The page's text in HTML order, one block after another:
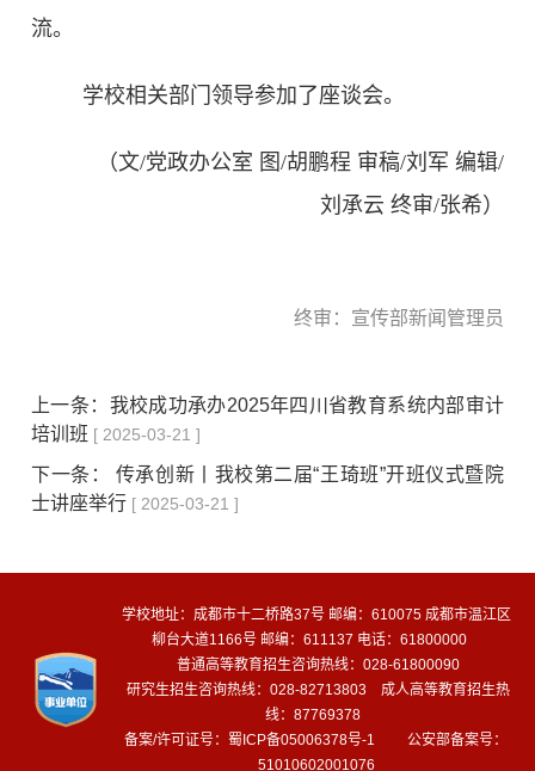
流。
学校相关部门领导参加了座谈会。
（文/党政办公室 图/胡鹏程 审稿/刘军 编辑/
刘承云 终审/张希）
终审：宣传部新闻管理员
上一条： 我校成功承办2025年四川省教育系统内部审计
培训班 [ 2025-03-21 ]
下一条：
传承创新丨我校第二届“王琦班”开班仪式暨院
士讲座举行 [ 2025-03-21 ]
学校地址：成都市十二桥路37号 邮编：610075 成都市温江区
柳台大道1166号 邮编：611137 电话：61800000
普通高等教育招生咨询热线：028-61800090
研究生招生咨询热线：028-82713803 成人高等教育招生热
线：87769378
备案/许可证号：蜀ICP备05006378号-1
公安部备案号：
51010602001076